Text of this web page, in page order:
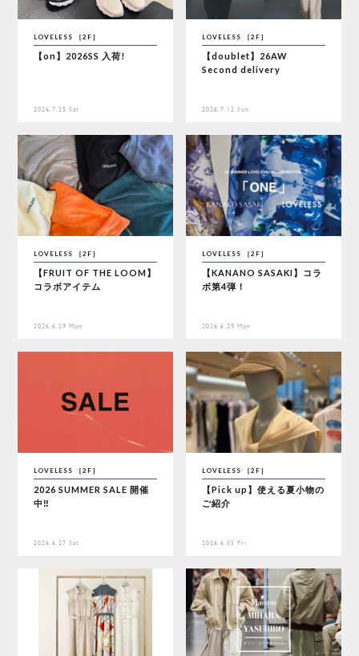
LOVELESS ［2F］
【on】2026SS 入荷!
2026.7.25 Sat
LOVELESS ［2F］
【doublet】26AW
Second delivery
2026.7.12 Sun
LOVELESS ［2F］
【FRUIT OF THE LOOM】
コラボアイテム
2026.6.29 Mon
LOVELESS ［2F］
【KANANO SASAKI】コラ
ボ第4弾！
2026.6.29 Mon
LOVELESS ［2F］
2026 SUMMER SALE 開催
中‼︎
2026.6.27 Sat
LOVELESS ［2F］
【Pick up】使える夏小物の
ご紹介
2026.6.05 Fri